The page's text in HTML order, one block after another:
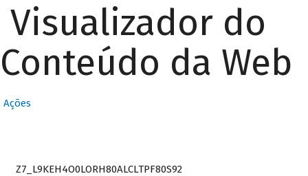
Visualizador do
Conteúdo da Web
Ações
Z7_L9KEH4O0LORH80ALCLTPF80S92